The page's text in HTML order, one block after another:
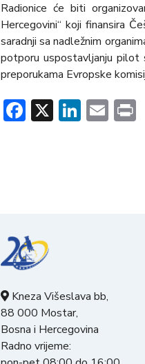
Radionice će biti
Hercegovini“ koji finansira
saradnji sa nadležnim
potporu uspostavljanju pilot
preporukama Evropske
Facebook
X
Kneza Višeslava bb,
88 000 Mostar,
Bosna i Hercegovina
Radno vrijeme: